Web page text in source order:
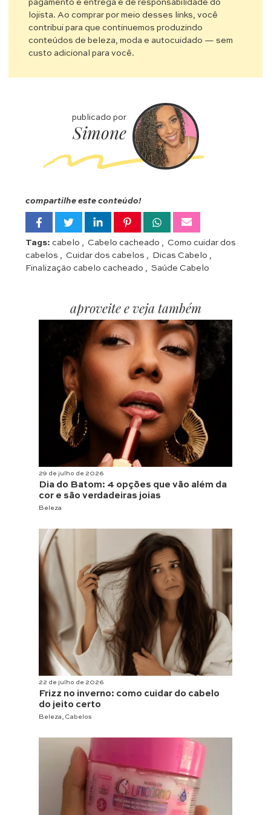
pagamento e entrega é de responsabilidade do
lojista. Ao comprar por meio desses links, você
contribui para que continuemos produzindo
conteúdos de beleza, moda e autocuidado — sem
custo adicional para você.
compartilhe este conteúdo!
Tags: cabelo , Cabelo cacheado , Como cuidar dos
cabelos , Cuidar dos cabelos , Dicas Cabelo ,
Finalização cabelo cacheado , Saúde Cabelo
publicado por
Simone
aproveite e veja também
29 de julho de 2026
Dia do Batom: 4 opções que vão além da
cor e são verdadeiras joias
Beleza
22 de julho de 2026
Frizz no inverno: como cuidar do cabelo
do jeito certo
Beleza , Cabelos